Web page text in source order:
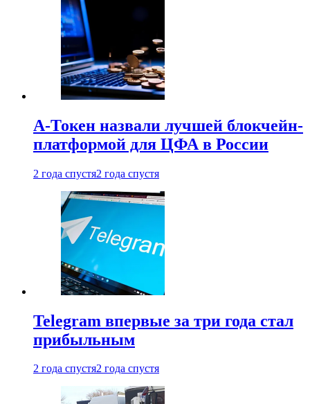
А-Токен назвали лучшей блокчейн-
платформой для ЦФА в России
2 года спустя2 года спустя
Telegram впервые за три года стал
прибыльным
2 года спустя2 года спустя